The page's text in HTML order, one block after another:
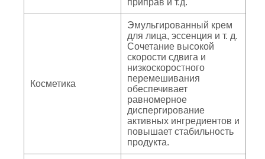
Косметика
Эмульгированный крем
для лица, эссенция и т. д.
Сочетание высокой
скорости сдвига и
низкоскоростного
перемешивания
обеспечивает
равномерное
диспергирование
активных ингредиентов и
повышает стабильность
продукта.